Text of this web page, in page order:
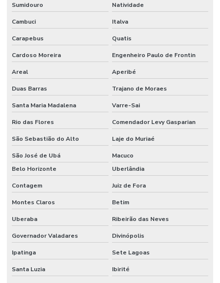
Aluguel de painel de led sp
Aluguel de painel de led valor
Aluguel de projetor
Aluguel de projetor Fortaleza
Aluguel de projetor e telão
Aluguel de telão de led preço
Aluguel de totem
Aluguel de totem digital
Aluguel de totem para eventos
Aluguel de tv
Aluguel de tv para eventos
Aluguel de tv em Fortaleza
Sumidouro Natividade
Cambuci Italva
Carapebus Quatis
Cardoso Moreira Engenheiro Paulo de Frontin
Areal Aperibé
Duas Barras Trajano de Moraes
Santa Maria Madalena Varre-Sai
Rio das Flores Comendador Levy Gasparian
São Sebastião do Alto Laje do Muriaé
São José de Ubá
Macuco
Belo Horizonte
Uberlândia
Contagem Juiz de Fora
Montes Claros Betim
Uberaba Ribeirão das Neves
Governador Valadares Divinópolis
Ipatinga Sete Lagoas
Santa Luzia Ibirité